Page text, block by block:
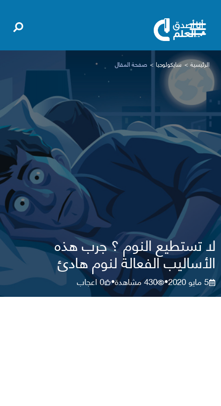
الرئيسية سايكولوجيا صفحة المقال
لا تستطيع النوم ؟ جرب هذه
الأساليب الفعالة لنوم هادئ
5 مايو 2020 •
430مشاهدة•
0اعجاب